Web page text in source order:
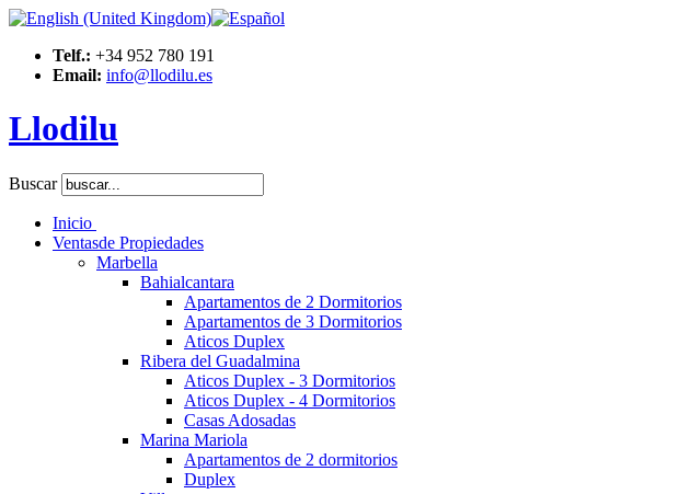
Telf.: +34 952 780 191
Email: info@llodilu.es
Llodilu
Buscar
Inicio
Ventasde Propiedades
Marbella
Bahialcantara
Apartamentos de 2 Dormitorios
Apartamentos de 3 Dormitorios
Aticos Duplex
Ribera del Guadalmina
Aticos Duplex - 3 Dormitorios
Aticos Duplex - 4 Dormitorios
Casas Adosadas
Marina Mariola
Apartamentos de 2 dormitorios
Duplex